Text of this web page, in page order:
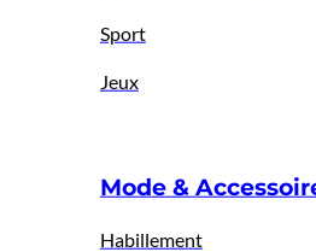
Sport
Jeux
Mode &
Habillement